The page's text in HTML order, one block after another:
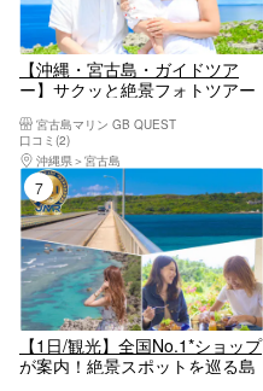
【沖縄・宮古島・ガイドツア
ー】サクッと絶景フォトツアー
え！家族・女子旅・カップルに
おすすめ！写真データ全てお渡
し
宮古島マリン GB QUEST
口コミ(2)
沖縄県
宮古島
7位
【1日/観光】全国No.1*ショップ
が案内！絶景スポットを巡る島